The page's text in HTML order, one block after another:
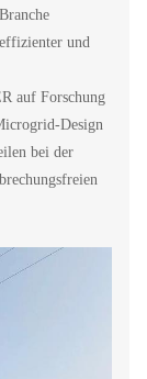
und
auf Forschung
Design
bei der